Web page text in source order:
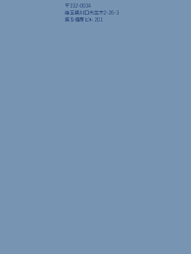
〒332-0034
埼玉県川口市並木2-26-3
​第５福原ビル 201